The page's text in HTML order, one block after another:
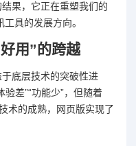
果，它正在重塑我们的
具的发展方向。
用”的跨越
底层技术的突破性进
差”“功能少”，但随着
术的成熟，网页版实现了